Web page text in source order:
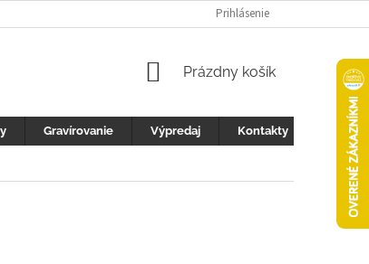
OSOBNÝCH ÚDAJOV FOTOGALERIA KONTAKTY
Prihlásenie
NÁKUPNÝ
Prázdny košík
Gravírovanie Výpredaj Kontakty